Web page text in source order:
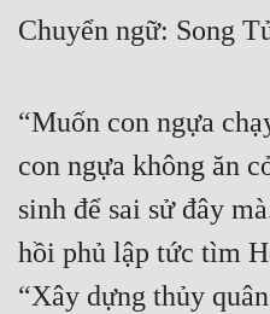
Dị Năng
Gia Đấu
Góc Nhìn Nam
Chuyển ngữ: Song
“Muốn con ngựa
con ngựa không ăn
sinh để sai sử đây
hồi phủ lập tức tìm
“Xây dựng thủy